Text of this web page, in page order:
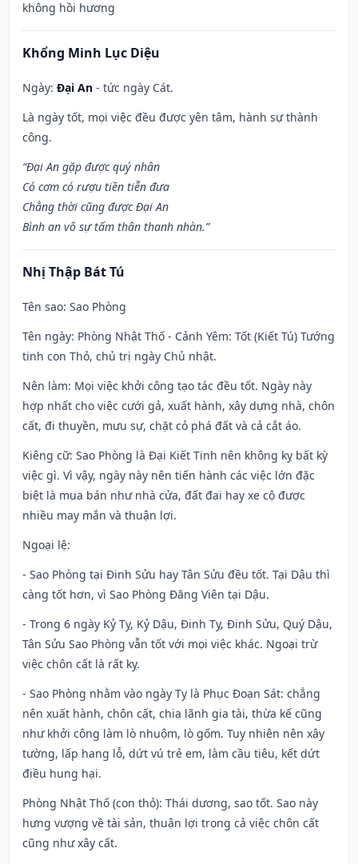
không hồi hương
Khổng Minh Lục Diệu
Ngày: Đại An - tức ngày Cát.
Là ngày tốt, mọi việc đều được yên tâm, hành sự thành
công.
“Đại An gặp được quý nhân
Có cơm có rượu tiền tiễn đưa
Chẳng thời cũng được Đại An
Bình an vô sự tấm thân thanh nhàn.”
Nhị Thập Bát Tú
Tên sao: Sao Phòng
Tên ngày: Phòng Nhật Thố - Cảnh Yêm: Tốt (Kiết Tú) Tướng
tinh con Thỏ, chủ trị ngày Chủ nhật.
Nên làm: Mọi việc khởi công tạo tác đều tốt. Ngày này
hợp nhất cho việc cưới gả, xuất hành, xây dựng nhà, chôn
cất, đi thuyền, mưu sự, chặt cỏ phá đất và cả cắt áo.
Kiêng cữ: Sao Phòng là Đại Kiết Tinh nên không kỵ bất kỳ
việc gì. Vì vậy, ngày này nên tiến hành các việc lớn đặc
biệt là mua bán như nhà cửa, đất đai hay xe cộ được
nhiều may mắn và thuận lợi.
Ngoại lệ:
- Sao Phòng tại Đinh Sửu hay Tân Sửu đều tốt. Tại Dậu thì
càng tốt hơn, vì Sao Phòng Đăng Viên tại Dậu.
- Trong 6 ngày Kỷ Tỵ, Kỷ Dậu, Đinh Tỵ, Đinh Sửu, Quý Dậu,
Tân Sửu Sao Phòng vẫn tốt với mọi việc khác. Ngoại trừ
việc chôn cất là rất kỵ.
- Sao Phòng nhằm vào ngày Tỵ là Phục Đoạn Sát: chẳng
nên xuất hành, chôn cất, chia lãnh gia tài, thừa kế cũng
như khởi công làm lò nhuộm, lò gốm. Tuy nhiên nên xây
tường, lấp hang lỗ, dứt vú trẻ em, làm cầu tiêu, kết dứt
điều hung hại.
Phòng Nhật Thố (con thỏ): Thái dương, sao tốt. Sao này
hưng vượng về tài sản, thuận lợi trong cả việc chôn cất
cũng như xây cất.